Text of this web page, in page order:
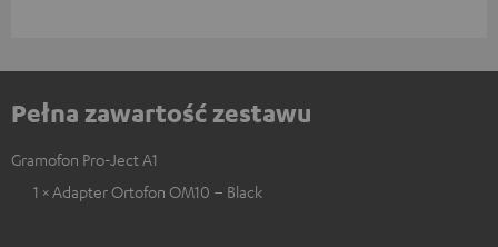
Pełna zawartość zestawu
Gramofon Pro-Ject A1
1 × Adapter Ortofon OM10 – Black